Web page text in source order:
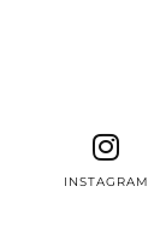
INSTAGRAM